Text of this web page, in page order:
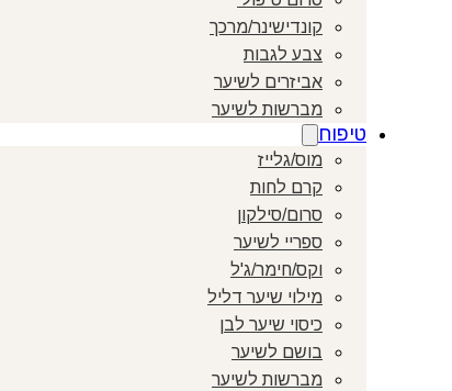
קונדישינר/מרכך
צבע לגבות
אביזרים לשיער
מברשות לשיער
טיפוח
מוס/גלייז
קרם לחות
סרום/סילקון
ספריי לשיער
וקס/חימר/ג'ל
מילוי שיער דליל
כיסוי שיער לבן
בושם לשיער
מברשות לשיער